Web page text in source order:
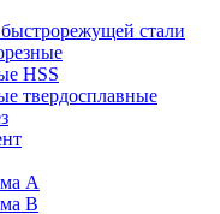
стали
HSS
твердосплавные
A
B